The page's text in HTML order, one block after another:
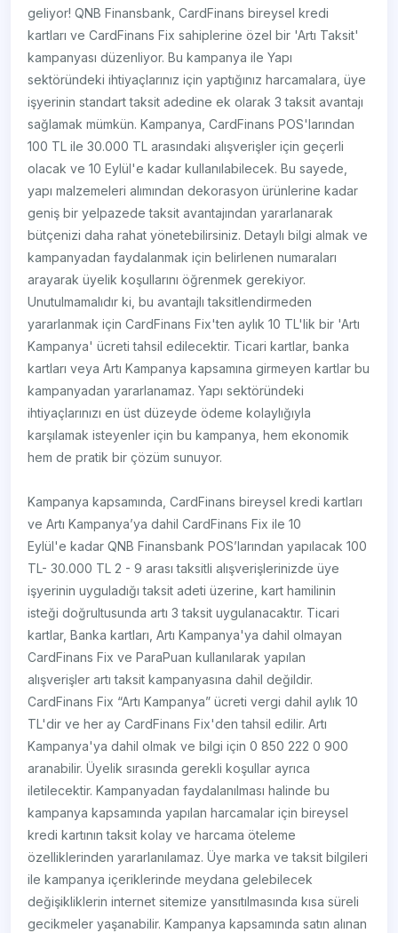
geliyor! QNB Finansbank, CardFinans bireysel kredi
kartları ve CardFinans Fix sahiplerine özel bir 'Artı Taksit'
kampanyası düzenliyor. Bu kampanya ile Yapı
sektöründeki ihtiyaçlarınız için yaptığınız harcamalara, üye
işyerinin standart taksit adedine ek olarak 3 taksit avantajı
sağlamak mümkün. Kampanya, CardFinans POS'larından
100 TL ile 30.000 TL arasındaki alışverişler için geçerli
olacak ve 10 Eylül'e kadar kullanılabilecek. Bu sayede,
yapı malzemeleri alımından dekorasyon ürünlerine kadar
geniş bir yelpazede taksit avantajından yararlanarak
bütçenizi daha rahat yönetebilirsiniz. Detaylı bilgi almak ve
kampanyadan faydalanmak için belirlenen numaraları
arayarak üyelik koşullarını öğrenmek gerekiyor.
Unutulmamalıdır ki, bu avantajlı taksitlendirmeden
yararlanmak için CardFinans Fix'ten aylık 10 TL'lik bir 'Artı
Kampanya' ücreti tahsil edilecektir. Ticari kartlar, banka
kartları veya Artı Kampanya kapsamına girmeyen kartlar bu
kampanyadan yararlanamaz. Yapı sektöründeki
ihtiyaçlarınızı en üst düzeyde ödeme kolaylığıyla
karşılamak isteyenler için bu kampanya, hem ekonomik
hem de pratik bir çözüm sunuyor.
Kampanya kapsamında, CardFinans bireysel kredi kartları
ve Artı Kampanya’ya dahil CardFinans Fix ile 10
Eylül'e kadar QNB Finansbank POS’larından yapılacak 100
TL- 30.000 TL 2 - 9 arası taksitli alışverişlerinizde üye
işyerinin uyguladığı taksit adeti üzerine, kart hamilinin
isteği doğrultusunda artı 3 taksit uygulanacaktır. Ticari
kartlar, Banka kartları, Artı Kampanya'ya dahil olmayan
CardFinans Fix ve ParaPuan kullanılarak yapılan
alışverişler artı taksit kampanyasına dahil değildir.
CardFinans Fix “Artı Kampanya” ücreti vergi dahil aylık 10
TL'dir ve her ay CardFinans Fix'den tahsil edilir. Artı
Kampanya'ya dahil olmak ve bilgi için 0 850 222 0 900
aranabilir. Üyelik sırasında gerekli koşullar ayrıca
iletilecektir. Kampanyadan faydalanılması halinde bu
kampanya kapsamında yapılan harcamalar için bireysel
kredi kartının taksit kolay ve harcama öteleme
özelliklerinden yararlanılamaz. Üye marka ve taksit bilgileri
ile kampanya içeriklerinde meydana gelebilecek
değişikliklerin internet sitemize yansıtılmasında kısa süreli
gecikmeler yaşanabilir. Kampanya kapsamında satın alınan